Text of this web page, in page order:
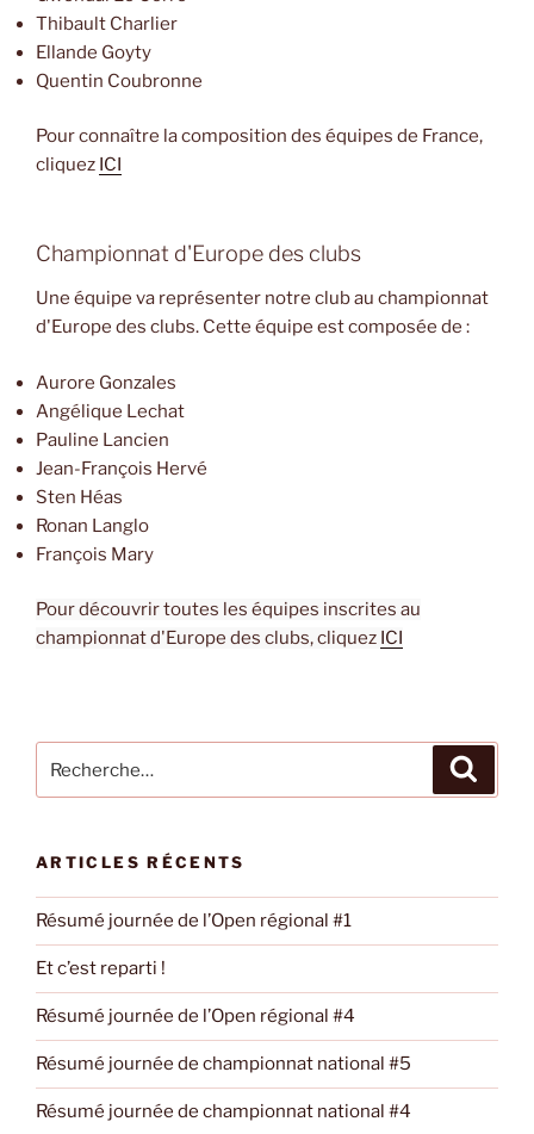
Thibault Charlier
Ellande Goyty
Quentin Coubronne
Pour connaître la composition des équipes de France,
cliquez ICI
Championnat d'Europe des clubs
Une équipe va représenter notre club au championnat
d'Europe des clubs. Cette équipe est composée de :
Aurore Gonzales
Angélique Lechat
Pauline Lancien
Jean-François Hervé
Sten Héas
Ronan Langlo
François Mary
Pour découvrir toutes les équipes inscrites au
championnat d'Europe des clubs, cliquez ICI
pour
ARTICLES RÉCENTS
Résumé journée de l’Open régional #1
Et c’est reparti !
Résumé journée de l’Open régional #4
Résumé journée de championnat national #5
Résumé journée de championnat national #4